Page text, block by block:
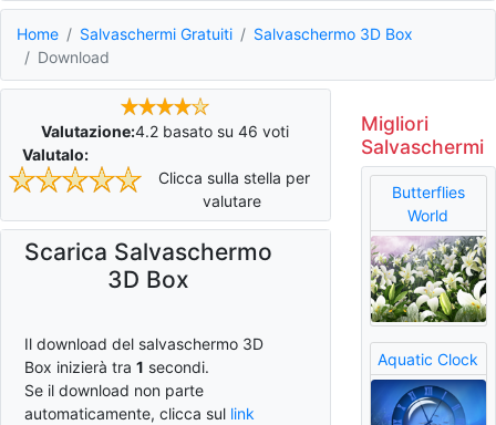
Home Salvaschermi Gratuiti
Salvaschermo 3D Box
Download
Valutazione:4.2 basato su46 voti
Valutalo:
Clicca sulla stella per
valutare
Scarica Salvaschermo
3D Box
Il download del salvaschermo 3D
Box inizierà tra 0 secondi.
Se il download non parte
automaticamente, clicca sul link
Migliori
Salvaschermi
Butterflies
World
Aquatic Clock